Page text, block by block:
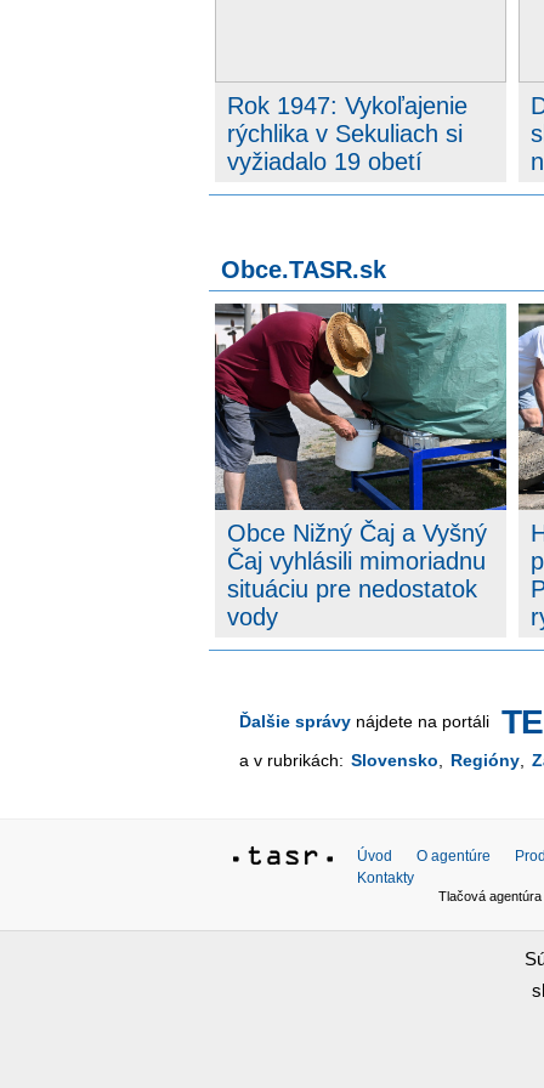
Rok 1947: Vykoľajenie
rýchlika v Sekuliach si
vyžiadalo 19 obetí
Obce.TASR.sk
Obce Nižný Čaj a Vyšný
Čaj vyhlásili mimoriadnu
situáciu pre nedostatok
vody
Ďalšie správy nájdete na portáli
a v rubrikách: Slovensko Regióny
Úvod O agentúre
Kontakty
Tlačová
Oznámenie prevádzkovateľa podľa § 11a zákona č.